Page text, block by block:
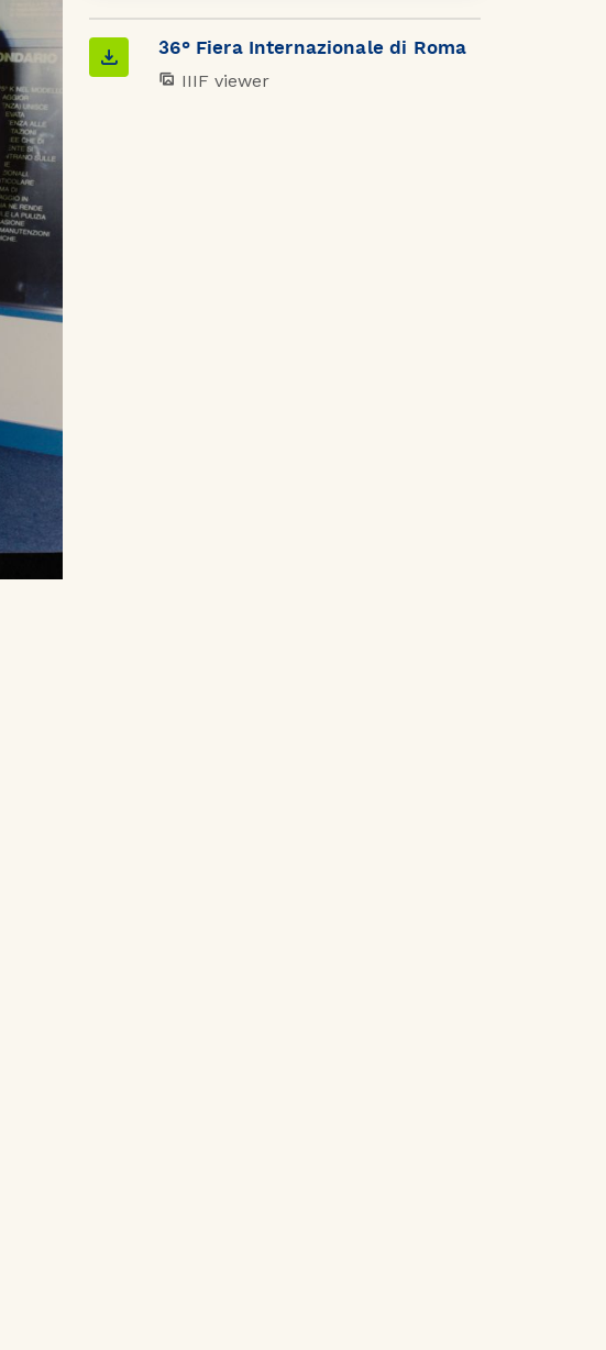
36° Fiera Internazionale di Roma
IIIF viewer